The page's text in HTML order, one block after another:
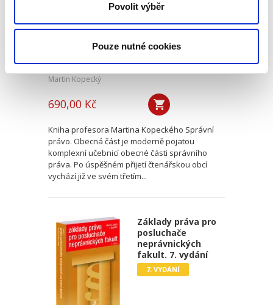
Povolit výběr
Pouze nutné cookies
3. VYDÁNÍ
Martin Kopecký
690,00 Kč
Kniha profesora Martina Kopeckého Správní
právo. Obecná část je moderně pojatou
komplexní učebnicí obecné části správního
práva. Po úspěšném přijetí čtenářskou obcí
vychází již ve svém třetím...
Základy práva pro
posluchače
neprávnických
fakult. 7. vydání
7. VYDÁNÍ